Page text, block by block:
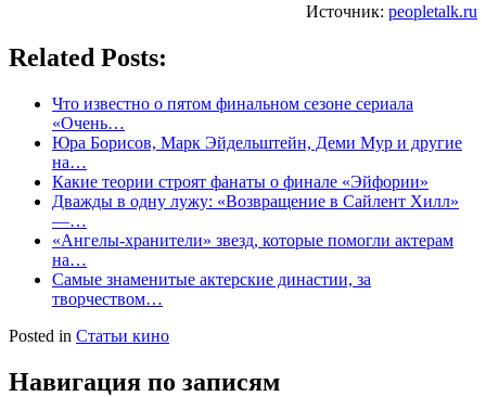
Источник: peopletalk.ru
Related Posts:
Что известно о пятом финальном сезоне сериала
«Очень…
Юра Борисов, Марк Эйдельштейн, Деми Мур и другие
на…
Какие теории строят фанаты о финале «Эйфории»
Дважды в одну лужу: «Возвращение в Сайлент Хилл»
—…
«Ангелы-хранители» звезд, которые помогли актерам
на…
Самые знаменитые актерские династии, за
творчеством…
Posted in Статьи кино
Навигация по записям